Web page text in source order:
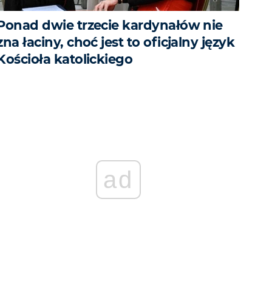
dwie trzecie kardynałów nie
łaciny, choć jest to oficjalny język
katolickiego
ad